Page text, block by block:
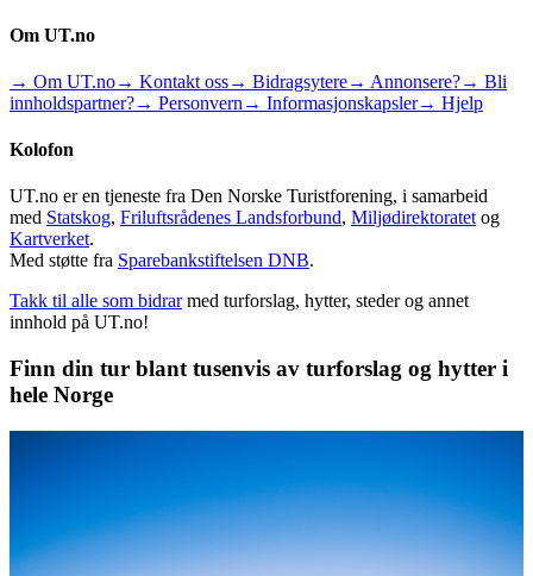
Om UT.no
→ Om UT.no→ Kontakt oss→ Bidragsytere→ Annonsere?→ Bli
innholdspartner?→ Personvern → Informasjonskapsler→ Hjelp
Kolofon
UT.no er en tjeneste fra Den Norske Turistforening, i samarbeid
med Statskog, Friluftsrådenes Landsforbund, Miljødirektoratet og
Kartverket.
Med støtte fra Sparebankstiftelsen DNB.
Takk til alle som bidrar med turforslag, hytter, steder og annet
innhold på UT.no!
Finn din tur blant tusenvis av turforslag og hytter i
hele Norge